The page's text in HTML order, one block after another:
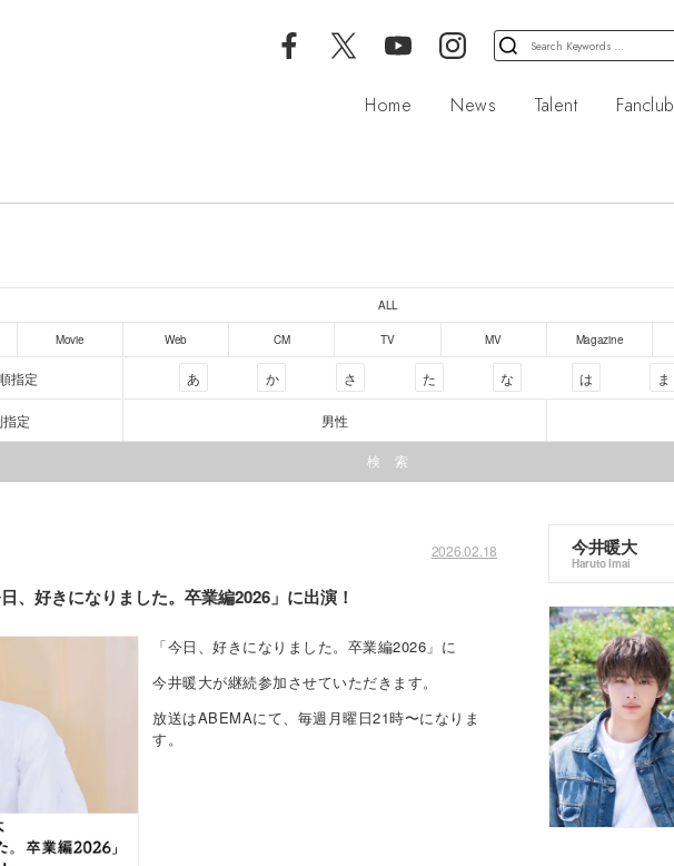
検
索
象:
Home News Talent Fanclub
ALL
Movie Web CM TV MV Magazine
指定 あ か さ た な は ま
定 男性
2026.02.18
、好きになりました。卒業編2026」に出演！
「今日、好きになりました。卒業編2026」に
今井暖大が継続参加させていただきます。
放送はABEMAにて、毎週月曜日21時〜になりま
す。
今井暖大
Haruto Imai